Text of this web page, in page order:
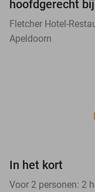
hoofdgerecht
Fletcher Hotel-
Apeldoorn
In het kort
Voor 2 personen: 2